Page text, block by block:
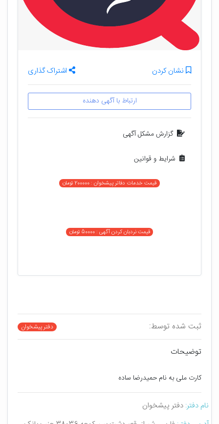
نشان کردن اشتراک گذاری
ارتباط با آگهی دهنده
گزارش مشکل آگهی
شرایط و قوانین
قیمت خدمات دفاتر پیشخوان : 200000 تومان
قیمت نردبان کردن آگهی : 50000 تومان
ثبت شده توسط: دفتر پیشخوان
توضیحات
کارت ملی به نام حمیدرضا ساده
نام دفتر: دفتر پیشخوان